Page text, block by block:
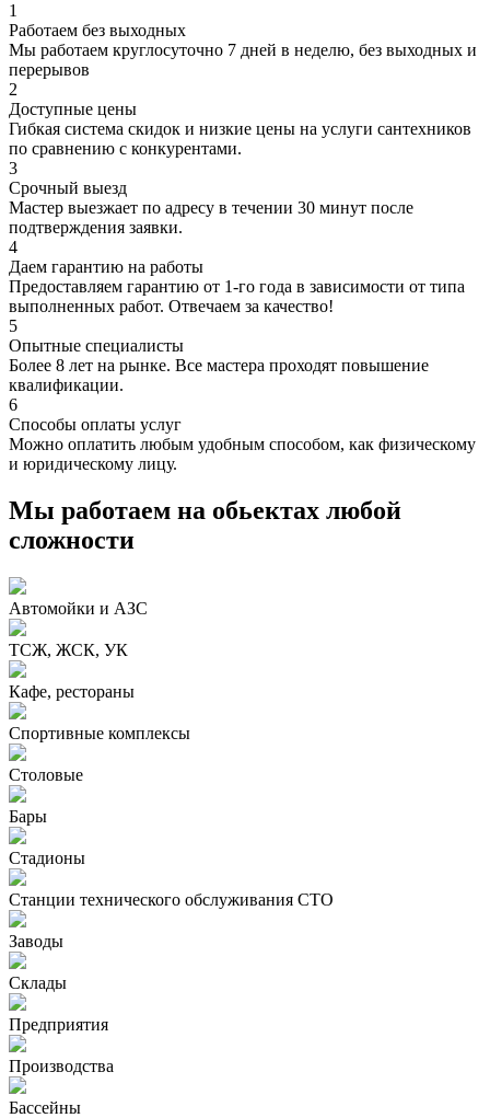
1
Работаем без выходных
Мы работаем круглосуточно 7 дней в неделю, без выходных и
перерывов
2
Доступные цены
Гибкая система скидок и низкие цены на услуги сантехников
по сравнению с конкурентами.
3
Срочный выезд
Мастер выезжает по адресу в течении 30 минут после
подтверждения заявки.
4
Даем гарантию на работы
Предоставляем гарантию от 1-го года в зависимости от типа
выполненных работ. Отвечаем за качество!
5
Опытные специалисты
Более 8 лет на рынке. Все мастера проходят повышение
квалификации.
6
Способы оплаты услуг
Можно оплатить любым удобным способом, как физическому
и юридическому лицу.
Мы работаем на обьектах любой
сложности
Автомойки и АЗС
ТСЖ, ЖСК, УК
Кафе, рестораны
Спортивные комплексы
Столовые
Бары
Стадионы
Станции технического обслуживания СТО
Заводы
Склады
Предприятия
Производства
Бассейны